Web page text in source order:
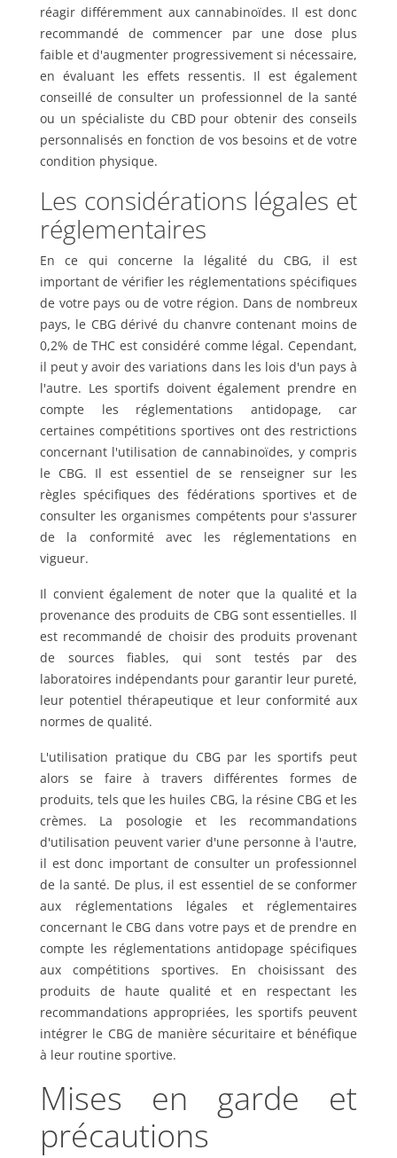
réagir différemment aux cannabinoïdes. Il est donc
recommandé de commencer par une dose plus
faible et d'augmenter progressivement si nécessaire,
en évaluant les effets ressentis. Il est également
conseillé de consulter un professionnel de la santé
ou un spécialiste du CBD pour obtenir des conseils
personnalisés en fonction de vos besoins et de votre
condition physique.
Les considérations légales et
réglementaires
En ce qui concerne la légalité du CBG, il est
important de vérifier les réglementations spécifiques
de votre pays ou de votre région. Dans de nombreux
pays, le CBG dérivé du chanvre contenant moins de
0,2% de THC est considéré comme légal. Cependant,
il peut y avoir des variations dans les lois d'un pays à
l'autre. Les sportifs doivent également prendre en
compte les réglementations antidopage, car
certaines compétitions sportives ont des restrictions
concernant l'utilisation de cannabinoïdes, y compris
le CBG. Il est essentiel de se renseigner sur les
règles spécifiques des fédérations sportives et de
consulter les organismes compétents pour s'assurer
de la conformité avec les réglementations en
vigueur.
Il convient également de noter que la qualité et la
provenance des produits de CBG sont essentielles. Il
est recommandé de choisir des produits provenant
de sources fiables, qui sont testés par des
laboratoires indépendants pour garantir leur pureté,
leur potentiel thérapeutique et leur conformité aux
normes de qualité.
L'utilisation pratique du CBG par les sportifs peut
alors se faire à travers différentes formes de
produits, tels que les huiles CBG, la résine CBG et les
crèmes. La posologie et les recommandations
d'utilisation peuvent varier d'une personne à l'autre,
il est donc important de consulter un professionnel
de la santé. De plus, il est essentiel de se conformer
aux réglementations légales et réglementaires
concernant le CBG dans votre pays et de prendre en
compte les réglementations antidopage spécifiques
aux compétitions sportives. En choisissant des
produits de haute qualité et en respectant les
recommandations appropriées, les sportifs peuvent
intégrer le CBG de manière sécuritaire et bénéfique
à leur routine sportive.
Mises en garde et
précautions